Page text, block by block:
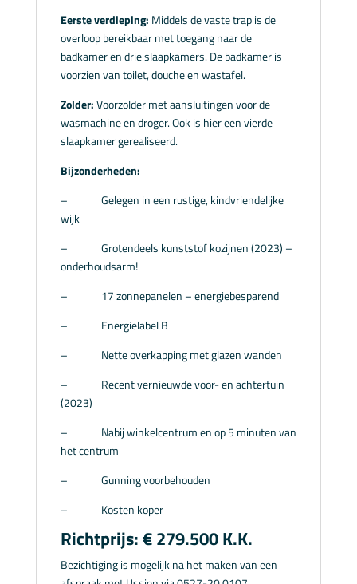
Eerste verdieping: Middels de vaste trap is de
overloop bereikbaar met toegang naar de
badkamer en drie slaapkamers. De badkamer is
voorzien van toilet, douche en wastafel.
Zolder:Voorzolder met aansluitingen voor de
wasmachine en droger. Ook is hier een vierde
slaapkamer gerealiseerd.
Bijzonderheden:
– Gelegen in een rustige, kindvriendelijke
wijk
– Grotendeels kunststof kozijnen (2023) –
onderhoudsarm!
– 17 zonnepanelen – energiebesparend
– Energielabel B
– Nette overkapping met glazen wanden
– Recent vernieuwde voor- en achtertuin
(2023)
– Nabij winkelcentrum en op 5 minuten van
het centrum
– Gunning voorbehouden
– Kosten koper
Richtprijs: € 279.500 K.K.
Bezichtiging is mogelijk na het maken van een